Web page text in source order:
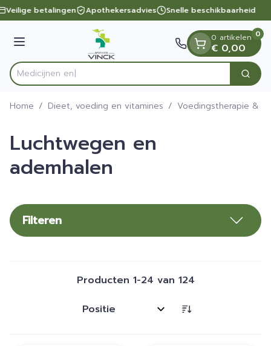
Ga naar de inhoud
1 van 1
Veilige betalingen Apothekersadvies Snelle beschikbaarheid
Menu
Product, merk, categorie... Zoek
0 artikelen
€ 0,00
0
Home / Dieet, voeding en vitamines / Voedingstherapie &
Luchtwegen en
ademhalen
Filteren
Producten 1-24 van 124
Sorteer op: